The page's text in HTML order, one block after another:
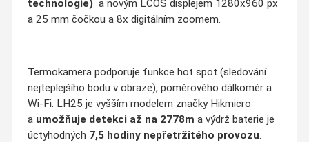
technologie)a novým LCOS displejem 1280x960 px
a 25 mm čočkou a 8x digitálním zoomem.
Termokamera podporuje funkce hot spot (sledování
nejteplejšího bodu v obraze), poměrového dálkoměr a
Wi-Fi. LH25 je vyšším modelem značky Hikmicro
a umožňuje detekci až na 2778m a výdrž baterie je
úctyhodných 7,5 hodiny nepřetržitého provozu.